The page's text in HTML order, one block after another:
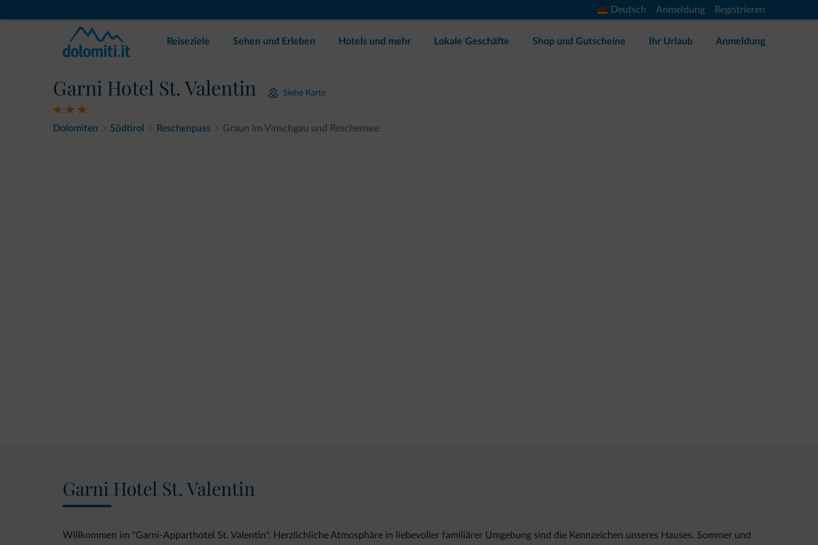
Deutsch Anmeldung Registrieren
Reiseziele Sehen und Erleben Hotels und mehr Lokale Geschäfte Shop und Gutscheine Ihr Urlaub Anmeldung
Garni Hotel St. Valentin Siehe Karte
Dolomiten Südtirol Reschenpass Graun im Vinschgau und Reschensee
Garni Hotel St. Valentin
Willkommen im "Garni-Apparthotel St. Valentin". Herzlichliche Atmosphäre in liebevoller familiärer Umgebung sind die Kennzeichen unseres Hauses. Sommer und